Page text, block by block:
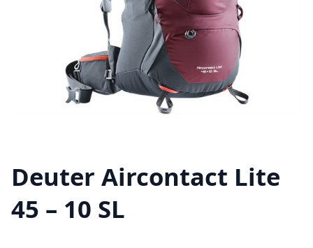
Deuter Aircontact Lite
45 – 10 SL